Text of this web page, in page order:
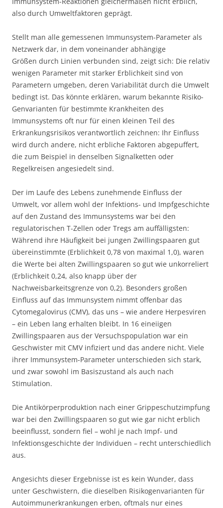
also durch Umweltfaktoren geprägt.
Stellt man alle gemessenen Immunsystem-Parameter als
Netzwerk dar, in dem voneinander abhängige
Größen durch Linien verbunden sind, zeigt sich: Die relativ
wenigen Parameter mit starker Erblichkeit sind von
Parametern umgeben, deren Variabilität durch die Umwelt
bedingt ist. Das könnte erklären, warum bekannte Risiko-
Genvarianten für bestimmte Krankheiten des
Immunsystems oft nur für einen kleinen Teil des
Erkrankungsrisikos verantwortlich zeichnen: Ihr Einfluss
wird durch andere, nicht erbliche Faktoren abgepuffert,
die zum Beispiel in denselben Signalketten oder
Regelkreisen angesiedelt sind.
Der im Laufe des Lebens zunehmende Einfluss der
Umwelt, vor allem wohl der Infektions- und Impfgeschichte
auf den Zustand des Immunsystems war bei den
regulatorischen T-Zellen oder Tregs am auffälligsten:
Während ihre Häufigkeit bei jungen Zwillingspaaren gut
übereinstimmte (Erblichkeit 0,78 von maximal 1,0), waren
die Werte bei alten Zwillingspaaren so gut wie unkorreliert
(Erblichkeit 0,24, also knapp über der
Nachweisbarkeitsgrenze von 0,2). Besonders großen
Einfluss auf das Immunsystem nimmt offenbar das
Cytomegalovirus (CMV), das uns – wie andere Herpesviren
– ein Leben lang erhalten bleibt. In 16 eineiigen
Zwillingspaaren aus der Versuchspopulation war ein
Geschwister mit CMV infiziert und das andere nicht. Viele
ihrer Immunsystem-Parameter unterschieden sich stark,
und zwar sowohl im Basiszustand als auch nach
Stimulation.
Die Antikörperproduktion nach einer Grippeschutzimpfung
war bei den Zwillingspaaren so gut wie gar nicht erblich
beeinflusst, sondern fiel – wohl je nach Impf- und
Infektionsgeschichte der Individuen – recht unterschiedlich
aus.
Angesichts dieser Ergebnisse ist es kein Wunder, dass
unter Geschwistern, die dieselben Risikogenvarianten für
Autoimmunerkrankungen erben, oftmals nur eines